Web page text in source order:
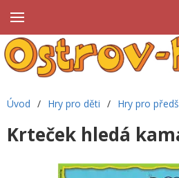
Úvod / Hry pro děti / Hry pro
Krteček hledá